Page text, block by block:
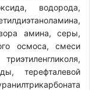
водорода,
амина, серы,
осмоса, смеси
терефталевой